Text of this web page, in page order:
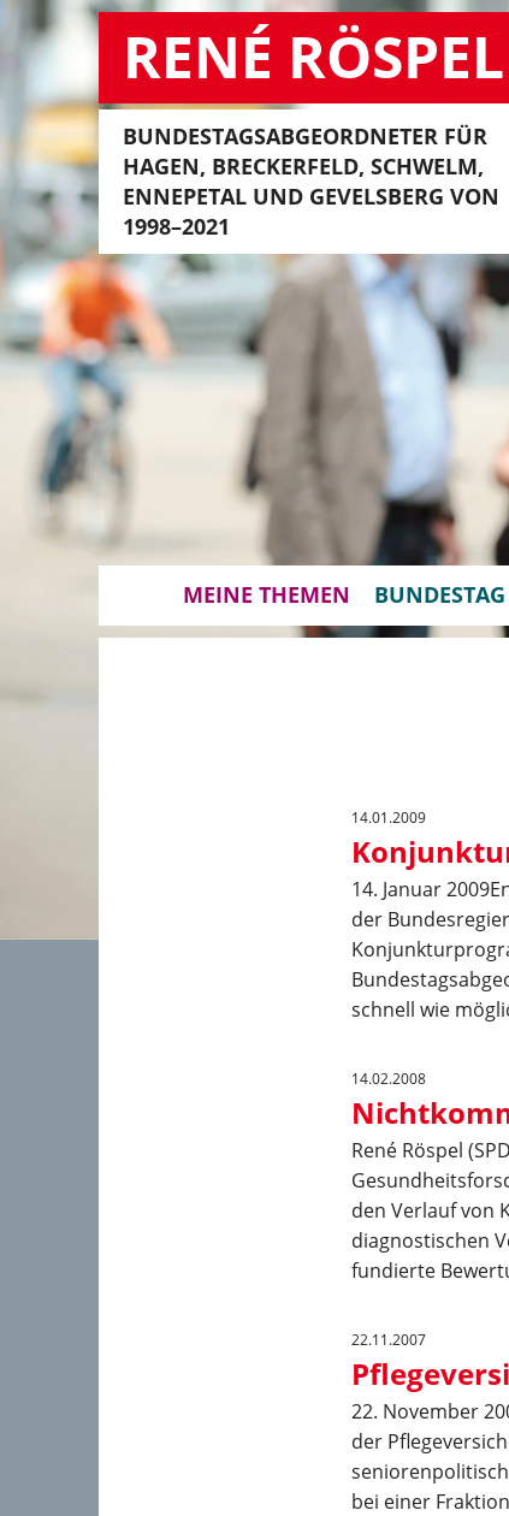
RENÉ RÖSPEL
BUNDESTAGSABGEORDNETER FÜR
HAGEN, BRECKERFELD, SCHWELM,
ENNEPETAL UND GEVELSBERG VON
1998–2021
MEINE THEMEN BUNDESTAG
14.01.2009
14. Januar
der
schnell wie
14.02.2008
René Röspel
den Verlauf von
diagnostischen
fundierte
22.11.2007
22. November
der
bei einer